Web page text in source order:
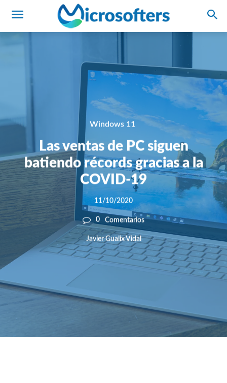
Windows 11
Las ventas de PC siguen
batiendo récords gracias a la
COVID-19
11/10/2020
0 Comentarios
Javier Gualix Vidal